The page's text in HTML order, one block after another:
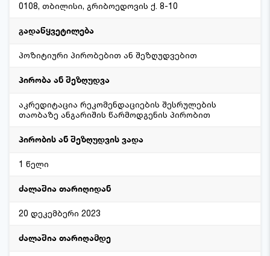
0108, თბილისი, გრიბოედოვის ქ. 8-10
გადაწყვეტილება
პოზიტიური პირობებით ან შეზღუდვებით
პირობა ან შეზღუდვა
აკრედიტაცია რეკომენდაციების შესრულების
თაობაზე ანგარიშის წარმოდგენის პირობით
პირობის ან შეზღუდვის ვადა
1 წელი
ძალაშია თარიღიდან
20 დეკემბერი 2023
ძალაშია თარიღამდე